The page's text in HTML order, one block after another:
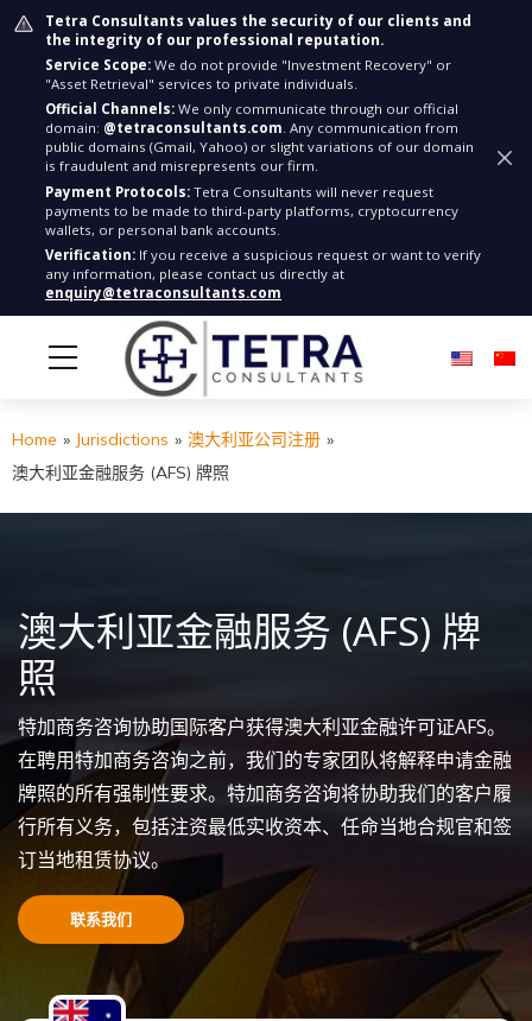
Tetra Consultants values the security of our clients and
the integrity of our professional reputation.
Service Scope: We do not provide "Investment Recovery" or
"Asset Retrieval" services to private individuals.
Official Channels: We only communicate through our official
domain: @tetraconsultants.com. Any communication from
public domains (Gmail, Yahoo) or slight variations of our domain
is fraudulent and misrepresents our firm.
Payment Protocols: Tetra Consultants will never request
payments to be made to third-party platforms, cryptocurrency
wallets, or personal bank accounts.
Verification: If you receive a suspicious request or want to verify
any information, please contact us directly at
enquiry@tetraconsultants.com
Home » Jurisdictions » 澳大利亚公司注册 »
澳大利亚金融服务 (AFS) 牌照
澳大利亚金融服务 (AFS) 牌
照
特加商务咨询协助国际客户获得澳大利亚金融许可证AFS。
在聘用特加商务咨询之前，我们的专家团队将解释申请金融
牌照的所有强制性要求。特加商务咨询将协助我们的客户履
行所有义务，包括注资最低实收资本、任命当地合规官和签
订当地租赁协议。
联系我们